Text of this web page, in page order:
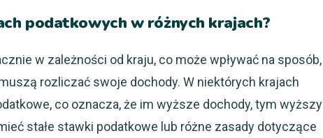
podatkowych w różnych krajach?
w zależności od kraju, co może wpływać na sposób,
rozliczać swoje dochody. W niektórych krajach
co oznacza, że im wyższe dochody, tym wyższy
stałe stawki podatkowe lub różne zasady dotyczące